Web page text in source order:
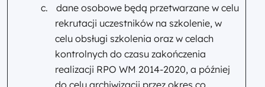
c.
dane osobowe będą przetwarzane w celu
rekrutacji uczestników na szkolenie, w
celu obsługi szkolenia oraz w celach
kontrolnych do czasu zakończenia
realizacji RPO WM 2014-2020, a później